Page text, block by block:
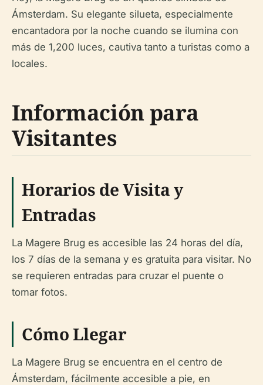
Ámsterdam. Su elegante silueta, especialmente
encantadora por la noche cuando se ilumina con
más de 1,200 luces, cautiva tanto a turistas como a
locales.
Información para
Visitantes
Horarios de Visita y
Entradas
La Magere Brug es accesible las 24 horas del día,
los 7 días de la semana y es gratuita para visitar. No
se requieren entradas para cruzar el puente o
tomar fotos.
Cómo Llegar
La Magere Brug se encuentra en el centro de
Ámsterdam, fácilmente accesible a pie, en